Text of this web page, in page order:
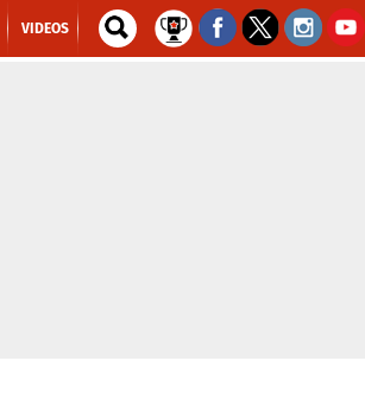
VIDEOS